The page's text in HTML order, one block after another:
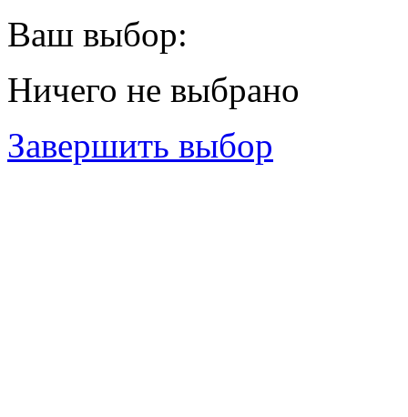
Ваш выбор:
Ничего не выбрано
Завершить выбор